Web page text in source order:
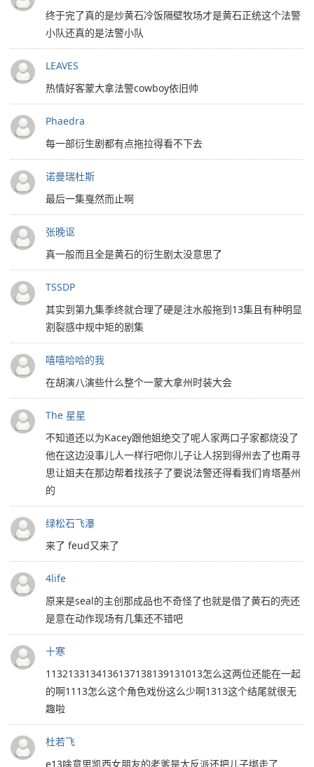
终于完了真的是炒黄石冷饭隔壁牧场才是黄石正统这个法警
小队还真的是法警小队
LEAVES
热情好客蒙大拿法警cowboy依旧帅
Phaedra
每一部衍生剧都有点拖拉得看不下去
诺曼瑞杜斯
最后一集戛然而止啊
张晚讴
真一般而且全是黄石的衍生剧太没意思了
TSSDP
其实到第九集季终就合理了硬是注水般拖到13集且有种明显
割裂感中规中矩的剧集
嘻嘻哈哈的我
在胡演八演些什么整个一蒙大拿州时装大会
The 星星
不知道还以为Kacey跟他姐绝交了呢人家两口子家都烧没了
他在这边没事儿人一样行吧你儿子让人拐到得州去了也甭寻
思让姐夫在那边帮着找孩子了要说法警还得看我们肯塔基州
的
绿松石飞瀑
来了 feud又来了
4life
原来是seal的主创那成品也不奇怪了也就是借了黄石的壳还
是意在动作现场有几集还不错吧
十寒
1132133134136137138139131013怎么这两位还能在一起
的啊1113怎么这个角色戏份这么少啊1313这个结尾就很无
趣啦
杜若飞
e13啥意思凯西女朋友的老爹是大反派还把儿子绑走了